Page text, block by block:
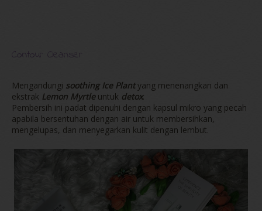
Contour Cleanser
Mengandungi soothing Ice Plantyang menenangkan dan
ekstrak Lemon Myrtleuntuk detox.
Pembersih ini padat dipenuhi dengan kapsul mikro yang pecah
apabila bersentuhan dengan air untuk membersihkan,
mengelupas, dan menyegarkan kulit dengan lembut.